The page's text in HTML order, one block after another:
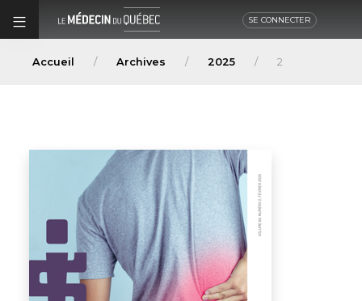
SE CONNECTER
Accueil Archives 2025 2